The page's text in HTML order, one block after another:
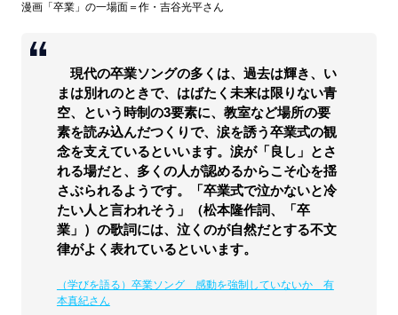
漫画「卒業」の一場面＝作・吉谷光平さん
現代の卒業ソングの多くは、過去は輝き、い
まは別れのときで、はばたく未来は限りない青
空、という時制の3要素に、教室など場所の要
素を読み込んだつくりで、涙を誘う卒業式の観
念を支えているといいます。涙が「良し」とさ
れる場だと、多くの人が認めるからこそ心を揺
さぶられるようです。「卒業式で泣かないと冷
たい人と言われそう」（松本隆作詞、「卒
業」）の歌詞には、泣くのが自然だとする不文
律がよく表れているといいます。
（学びを語る）卒業ソング 感動を強制していないか 有
本真紀さん